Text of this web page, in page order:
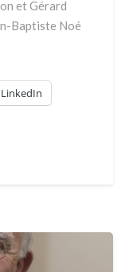
et Gérard
Baptiste Noé
LinkedIn